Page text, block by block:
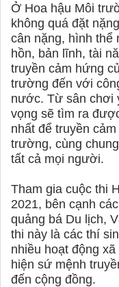
Ở Hoa hậu Môi
không quá đặt
cân nặng, hình thể
hồn, bản lĩnh, tài
truyền cảm hứng
trường đến với
nước. Từ sân chơi
vọng sẽ tìm ra
nhất để truyền
trường, cùng
tất cả mọi người.
Tham gia cuộc thi
2021, bên cạnh
quảng bá Du lịch,
thi này là các thí
nhiều hoạt động
hiện sứ mệnh
đến cộng đồng.